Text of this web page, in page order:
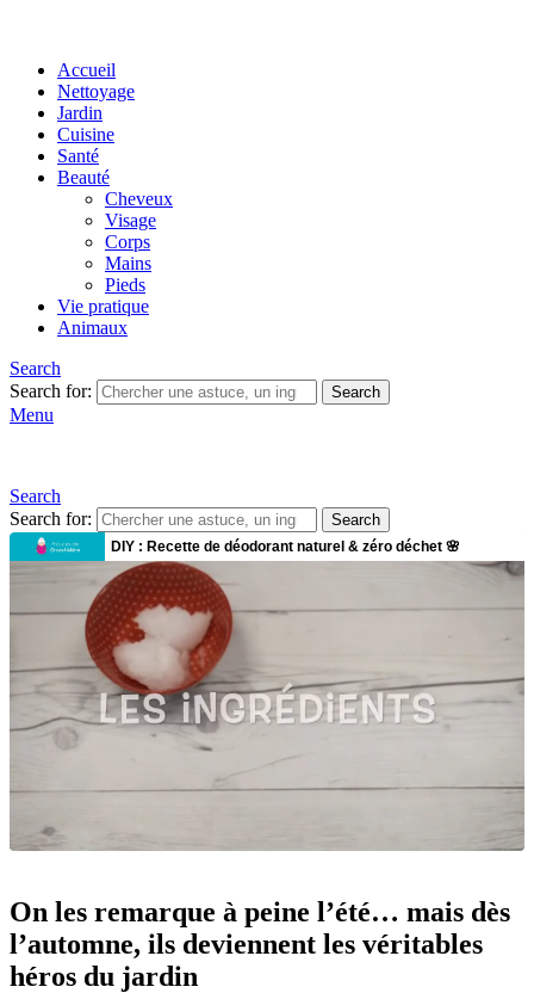
Accueil
Nettoyage
Jardin
Cuisine
Santé
Beauté
Cheveux
Visage
Corps
Mains
Pieds
Vie pratique
Animaux
Search
Search for:
Search
Menu
Search
Search for:
Search
On les remarque à peine l’été… mais dès
l’automne, ils deviennent les véritables
héros du jardin